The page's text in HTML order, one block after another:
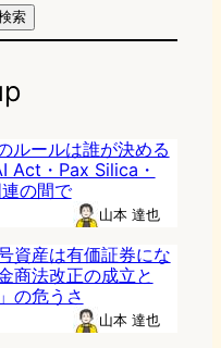
索
ルールは誰が決める
Act・Pax Silica・
の間で
山本 達也
資産は有価証券にな
商法改正の成立と
の危うさ
山本 達也